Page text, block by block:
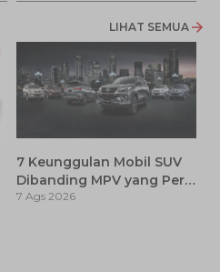
LIHAT SEMUA
7 Keunggulan Mobil SUV
Dibanding MPV yang Perlu
Anda Ketahui
7 Ags 2026